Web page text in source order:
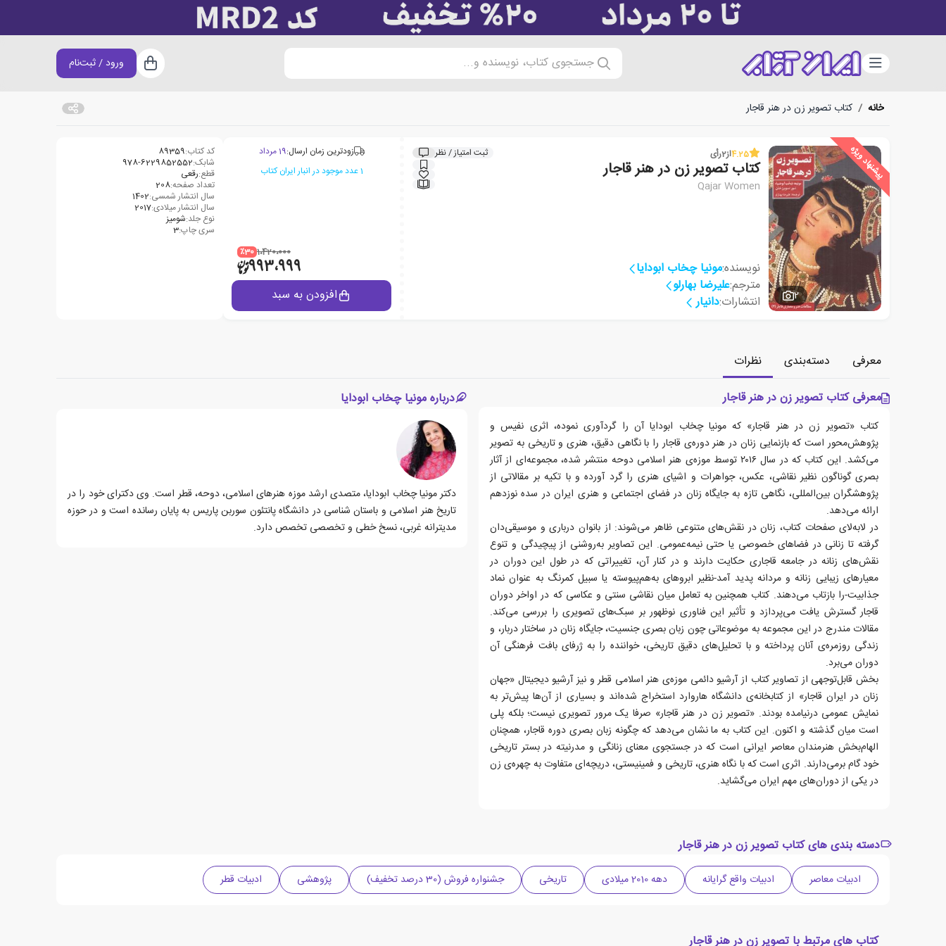
دسته‌بندی جستجوی کتاب، نویسنده و... سبد خرید
ورود / ثبت‌نام
خانه / کتاب تصویر زن در هنر قاجار
پیشنهاد ویژه
2
4.25از2رأی ثبت امتیاز / نظر
کتاب تصویر زن در هنر قاجار
Qajar Women
نویسنده:مونیا چخاب ابودایا
مترجم:علیرضا بهارلو
انتشارات:دانیار
زودترین زمان ارسال:19 مرداد
1 عدد موجود در انبار ایران کتاب
1،420،000 ٪30
993،999
افزودن به سبد
کد کتاب:89359
شابک:978-6229852552
قطع:رقعی
تعداد صفحه:208
سال انتشار شمسی:1402
سال انتشار میلادی:2017
نوع جلد:شومیز
سری چاپ:3
معرفی دسته‌بندی
نظرات
معرفی کتاب تصویر زن در هنر قاجار
کتاب «تصویر زن در هنر قاجار» که مونیا چخاب ابودایا آن را گردآوری نموده، اثری نفیس و
پژوهش‌محور است که بازنمایی زنان در هنر دوره‌ی قاجار را با نگاهی دقیق، هنری و تاریخی به تصویر
می‌کشد. این کتاب که در سال ۲۰۱۶ توسط موزه‌ی هنر اسلامی دوحه منتشر شده، مجموعه‌ای از آثار
بصری گوناگون نظیر نقاشی، عکس، جواهرات و اشیای هنری را گرد آورده و با تکیه بر مقالاتی از
پژوهشگران بین‌المللی، نگاهی تازه به جایگاه زنان در فضای اجتماعی و هنری ایران در سده نوزدهم
ارائه می‌دهد.
در لابه‌لای صفحات کتاب، زنان در نقش‌های متنوعی ظاهر می‌شوند: از بانوان درباری و موسیقی‌دان
گرفته تا زنانی در فضاهای خصوصی یا حتی نیمه‌عمومی. این تصاویر به‌روشنی از پیچیدگی و تنوع
نقش‌های زنانه در جامعه قاجاری حکایت دارند و در کنار آن، تغییراتی که در طول این دوران در
معیارهای زیبایی زنانه و مردانه پدید آمد-نظیر ابروهای به‌هم‌پیوسته یا سبیل کمرنگ به عنوان نماد
جذابیت-را بازتاب می‌دهند. کتاب همچنین به تعامل میان نقاشی سنتی و عکاسی که در اواخر دوران
قاجار گسترش یافت می‌پردازد و تأثیر این فناوری نوظهور بر سبک‌های تصویری را بررسی می‌کند.
مقالات مندرج در این مجموعه به موضوعاتی چون زبان بصری جنسیت، جایگاه زنان در ساختار دربار، و
زندگی روزمره‌ی آنان پرداخته و با تحلیل‌های دقیق تاریخی، خواننده را به ژرفای بافت فرهنگی آن
دوران می‌برد.
بخش قابل‌توجهی از تصاویر کتاب از آرشیو دائمی موزه‌ی هنر اسلامی قطر و نیز آرشیو دیجیتال «جهان
زنان در ایران قاجار» از کتابخانه‌ی دانشگاه هاروارد استخراج شده‌اند و بسیاری از آن‌ها پیش‌تر به
نمایش عمومی درنیامده بودند. «تصویر زن در هنر قاجار» صرفا یک مرور تصویری نیست؛ بلکه پلی
است میان گذشته و اکنون. این کتاب به ما نشان می‌دهد که چگونه زبان بصری دوره قاجار، همچنان
الهام‌بخش هنرمندان معاصر ایرانی است که در جستجوی معنای زنانگی و مدرنیته در بستر تاریخی
خود گام برمی‌دارند. اثری است که با نگاه هنری، تاریخی و فمینیستی، دریچه‌ای متفاوت به چهره‌ی زن
در یکی از دوران‌های مهم ایران می‌گشاید.
درباره مونیا چخاب ابودایا
دکتر مونیا چخاب ابودایا، متصدی ارشد موزه هنرهای اسلامی، دوحه، قطر است. وی دکترای خود را در
تاریخ هنر اسلامی و باستان شناسی در دانشگاه پانتئون سوربن پاریس به پایان رسانده است و در حوزه
مدیترانه غربی، نسخ خطی و تخصصی تخصص دارد.
دسته بندی های کتاب تصویر زن در هنر قاجار
ادبیات معاصر ادبیات واقع گرایانه دهه 2010 میلادی تاریخی جشنواره فروش (30 درصد تخفیف) پژوهشی ادبیات قطر
کتاب های مرتبط با تصویر زن در هنر قاجار